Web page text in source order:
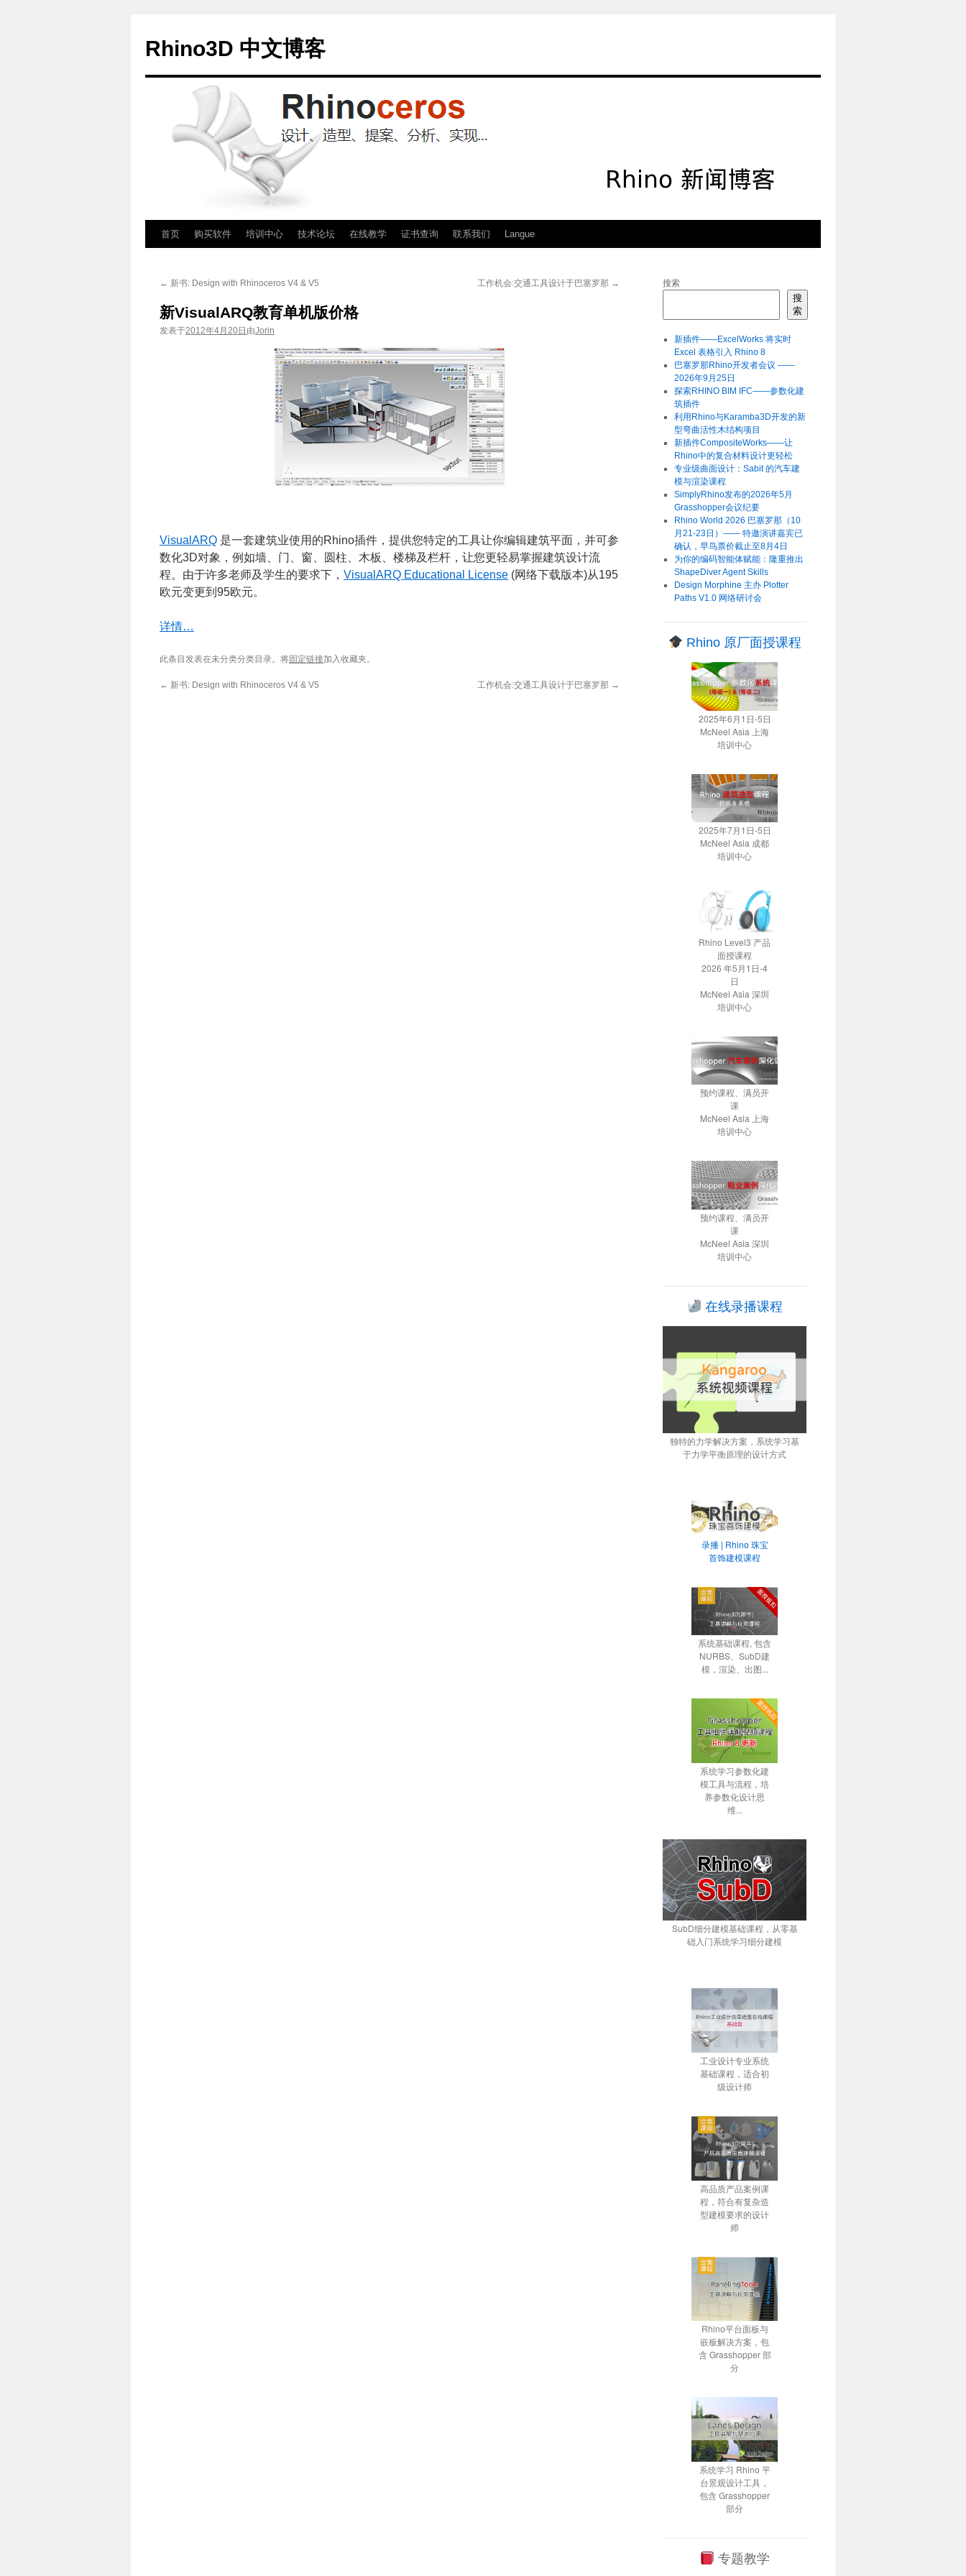
Rhino3D 中文博客
文
首页 购买软件 培训中心 技术论坛 在线教学 证书查询 联系我们 Langue
← 新书: Design with Rhinoceros V4 & V5 工作机会:交通工具设计于巴塞罗那 →
新VisualARQ教育单机版价格
发表于2012年4月20日 由Jorin
VisualARQ 是一套建筑业使用的Rhino插件，提供您特定的工具让你编辑建筑平面，并可参
数化3D对象，例如墙、门、窗、圆柱、木板、楼梯及栏杆，让您更轻易掌握建筑设计流
程。由于许多老师及学生的要求下， VisualARQ Educational License (网络下载版本)从195
欧元变更到95欧元。
详情…
此条目发表在未分类分类目录。将固定链接加入收藏夹。
← 新书: Design with Rhinoceros V4 & V5 工作机会:交通工具设计于巴塞罗那 →
搜索
搜
索
新插件——ExcelWorks 将实时
Excel 表格引入 Rhino 8
巴塞罗那Rhino开发者会议 ——
2026年9月25日
探索RHINO BIM IFC——参数化建
筑插件
利用Rhino与Karamba3D开发的新
型弯曲活性木结构项目
新插件CompositeWorks——让
Rhino中的复合材料设计更轻松
专业级曲面设计：Sabit 的汽车建
模与渲染课程
SimplyRhino发布的2026年5月
Grasshopper会议纪要
Rhino World 2026 巴塞罗那（10
月21-23日）—— 特邀演讲嘉宾已
确认，早鸟票价截止至8月4日
为你的编码智能体赋能：隆重推出
ShapeDiver Agent Skills
Design Morphine 主办 Plotter
Paths V1.0 网络研讨会
Rhino 原厂面授课程
2025年6月1日-5日
McNeel Asia 上海
培训中心
2025年7月1日-5日
McNeel Asia 成都
培训中心
Rhino Level3 产品
面授课程
2026 年5月1日-4
日
McNeel Asia 深圳
培训中心
预约课程、满员开
课
McNeel Asia 上海
培训中心
预约课程、满员开
课
McNeel Asia 深圳
培训中心
在线录播课程
独特的力学解决方案，系统学习基
于力学平衡原理的设计方式
录播 | Rhino 珠宝
首饰建模课程
系统基础课程, 包含
NURBS、SubD建
模，渲染、出图...
系统学习参数化建
模工具与流程，培
养参数化设计思
维...
SubD细分建模基础课程，从零基
础入门系统学习细分建模
工业设计专业系统
基础课程，适合初
级设计师
高品质产品案例课
程，符合有复杂造
型建模要求的设计
师
Rhino平台面板与
嵌板解决方案，包
含 Grasshopper 部
分
系统学习 Rhino 平
台景观设计工具，
包含 Grasshopper
部分
专题教学